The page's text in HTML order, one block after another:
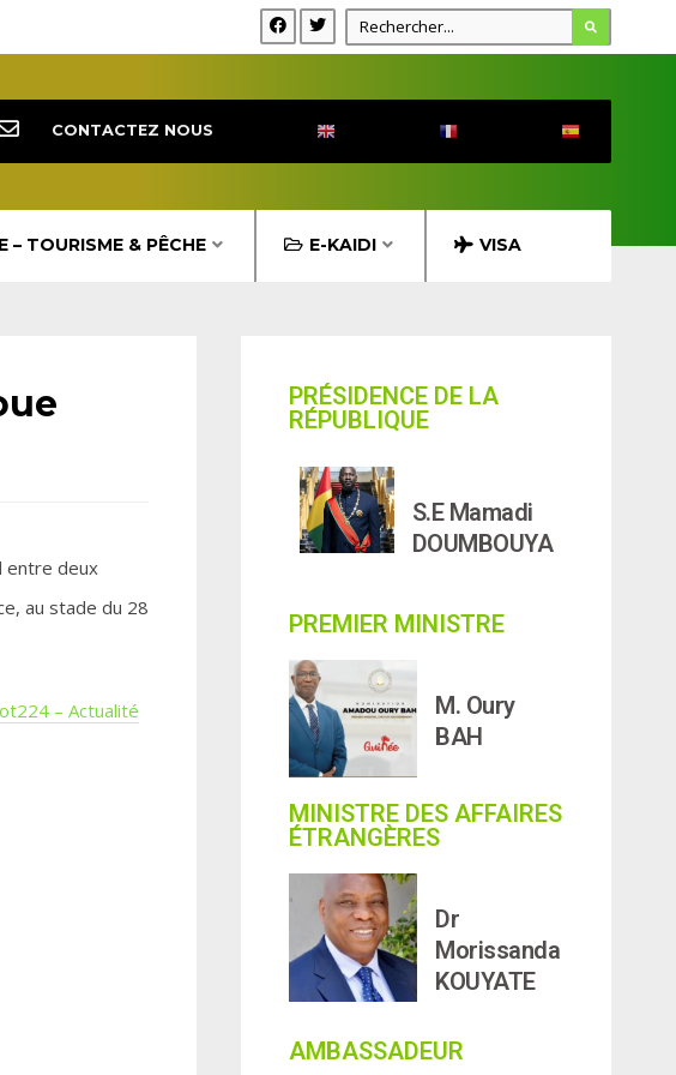
– TOURISME & PÊCHE E-KAIDI VISA
CONTACTEZ NOUS
entre deux
au stade du 28
– Actualité
PRÉSIDENCE DE LA
RÉPUBLIQUE
S.E Mamadi
DOUMBOUYA
PREMIER MINISTRE
M. Oury
BAH
MINISTRE DES AFFAIRES
ÉTRANGÈRES
Dr
Morissanda
KOUYATE
AMBASSADEUR